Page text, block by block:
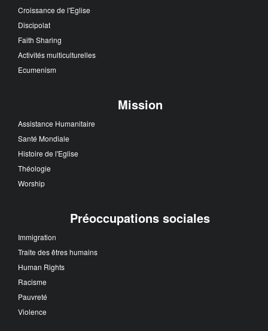
Croissance de l'Eglise
Discipolat
Faith Sharing
Activités multiculturelles
Ecumenism
Mission
Assistance Humanitaire
Santé Mondiale
Histoire de l'Eglise
Théologie
Worship
Préoccupations sociales
Immigration
Traite des êtres humains
Human Rights
Racisme
Pauvreté
Violence